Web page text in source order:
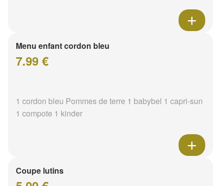
Menu enfant cordon bleu
7.99 €
1 cordon bleu Pommes de terre 1 babybel 1 capri-sun
1 compote 1 kinder
Coupe lutins